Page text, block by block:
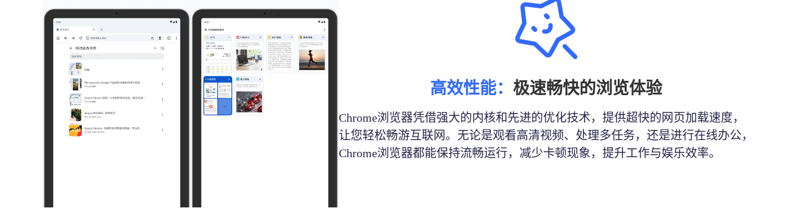
高效性能： 极速畅快的浏览体验
Chrome浏览器凭借强大的内核和先进的优化技术，提供超快的网页加载速度，
让您轻松畅游互联网。无论是观看高清视频、处理多任务，还是进行在线办公，
Chrome浏览器都能保持流畅运行，减少卡顿现象，提升工作与娱乐效率。